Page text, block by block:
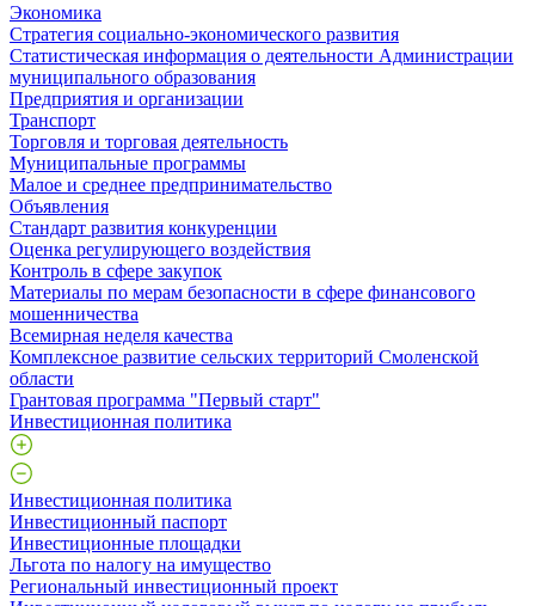
Экономика
Стратегия социально-экономического развития
Статистическая информация о деятельности Администрации
муниципального образования
Предприятия и организации
Транспорт
Торговля и торговая деятельность
Муниципальные программы
Малое и среднее предпринимательство
Объявления
Стандарт развития конкуренции
Оценка регулирующего воздействия
Контроль в сфере закупок
Материалы по мерам безопасности в сфере финансового
мошенничества
Всемирная неделя качества
Комплексное развитие сельских территорий Смоленской
области
Грантовая программа "Первый старт"
Инвестиционная политика
Инвестиционная политика
Инвестиционный паспорт
Инвестиционные площадки
Льгота по налогу на имущество
Региональный инвестиционный проект